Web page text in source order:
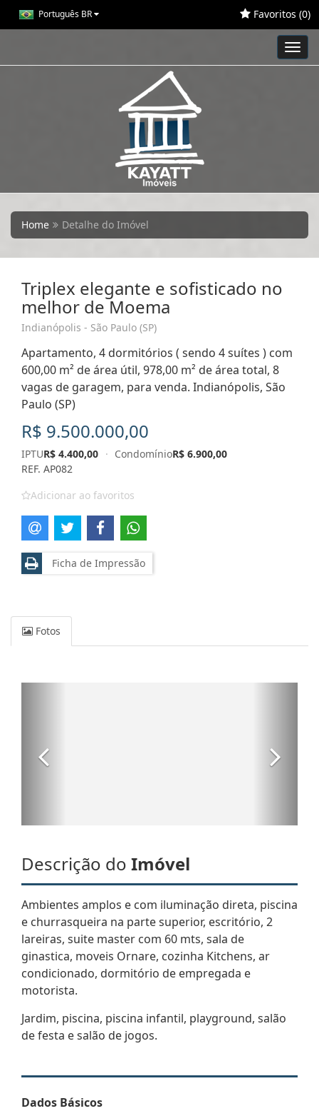
Português BR Favoritos (0)
Home Detalhe do Imóvel
Triplex elegante e sofisticado no
melhor de Moema
Indianópolis - São Paulo (SP)
Apartamento, 4 dormitórios ( sendo 4 suítes ) com
600,00 m² de área útil, 978,00 m² de área total, 8
vagas de garagem, para venda. Indianópolis, São
Paulo (SP)
R$ 9.500.000,00
IPTUR$ 4.400,00 · CondomínioR$ 6.900,00
REF. AP082
Adicionar ao favoritos
Ficha de Impressão
Fotos
Descrição do Imóvel
Ambientes amplos e com iluminação direta, piscina
e churrasqueira na parte superior, escritório, 2
lareiras, suite master com 60 mts, sala de
ginastica, moveis Ornare, cozinha Kitchens, ar
condicionado, dormitório de empregada e
motorista.
Jardim, piscina, piscina infantil, playground, salão
de festa e salão de jogos.
Dados Básicos